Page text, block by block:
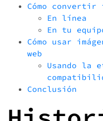
Cómo convertir
En línea
En tu
Cómo usar
web
Usando la
Conclusión